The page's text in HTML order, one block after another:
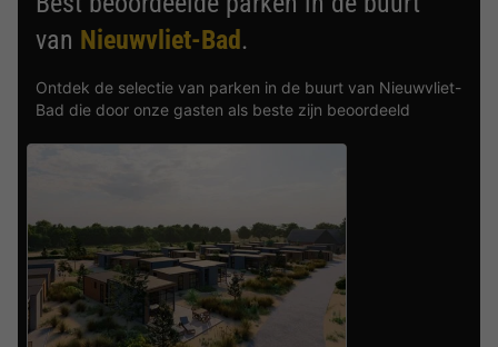
van Nieuwvliet-Bad.
Ontdek de selectie van parken in de buurt van Nieuwvliet-
Bad die door onze gasten als beste zijn beoordeeld